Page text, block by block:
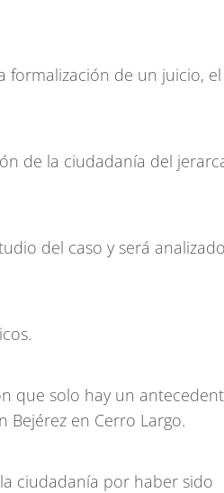
formalización de un juicio,
de la ciudadanía del
del caso y será
que solo hay un
Bejérez en Cerro Largo.
ciudadanía por haber sido